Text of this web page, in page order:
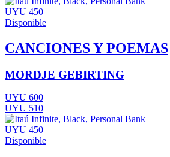
UYU 450
Disponible
CANCIONES Y POEMAS
MORDJE GEBIRTING
UYU 600
UYU 510
UYU 450
Disponible